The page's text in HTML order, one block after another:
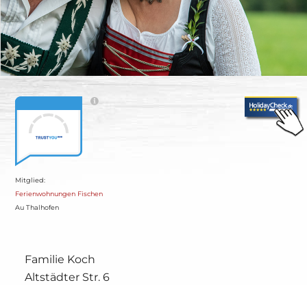
Mitglied:
Ferienwohnungen Fischen
Au Thalhofen
Familie Koch
Altstädter Str. 6